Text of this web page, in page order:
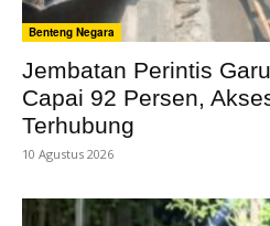
Benteng Negara
Jembatan Perintis
Capai 92 Persen,
Terhubung
10 Agustus 2026